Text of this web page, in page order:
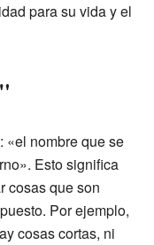
para su vida y el
«el nombre que se
Esto significa
cosas que son
Por ejemplo,
cosas cortas, ni